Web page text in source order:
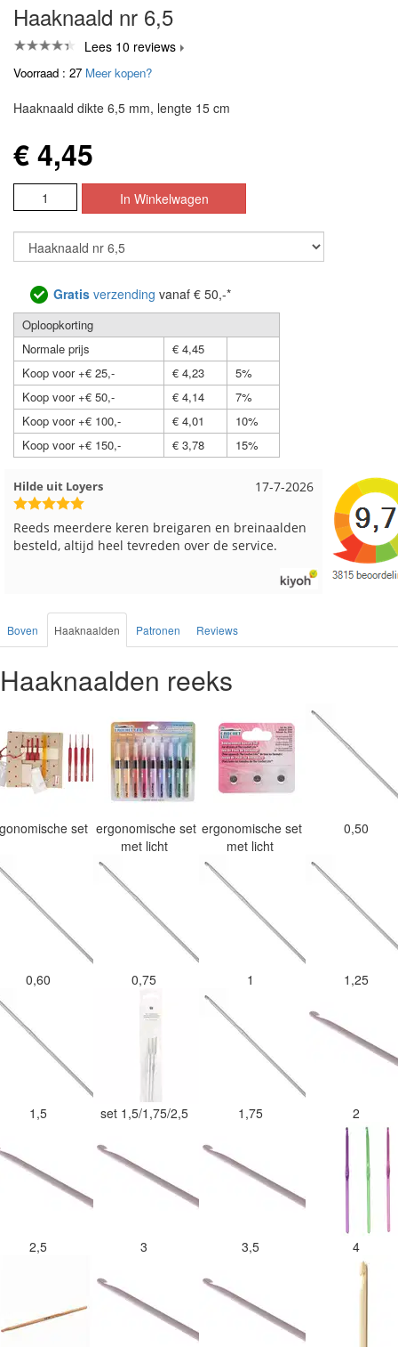
Haaknaald nr 6,5
Lees 10 reviews
Voorraad : 27 Meer kopen?
Haaknaald dikte 6,5 mm, lengte 15 cm
€ 4,45
Gratis verzending vanaf € 50,-*
Oploopkorting
Normale prijs
€ 4,45
Koop voor +€ 25,-
€ 4,23
5%
Koop voor +€ 50,-
€ 4,14
7%
Koop voor +€ 100,-
€ 4,01
10%
Koop voor +€ 150,-
€ 3,78 15%
12-7-2026
Loes uit EMMELOORD
Snelle levering en keurig verpakt. Top.
Nell uit
Goed
Boven Haaknaalden Patronen Reviews
Haaknaalden reeks
set ergonomische set
met licht
ergonomische set
met licht
0,50
0,60 0,75 1 1,25
1,5 set 1,5/1,75/2,5 1,75 2
2,5 3 3,5 4